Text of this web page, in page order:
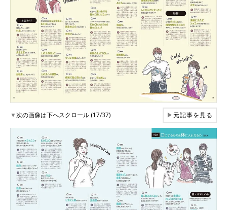
▼次の画像は下へスクロール (17/37) ▶元記事を見る